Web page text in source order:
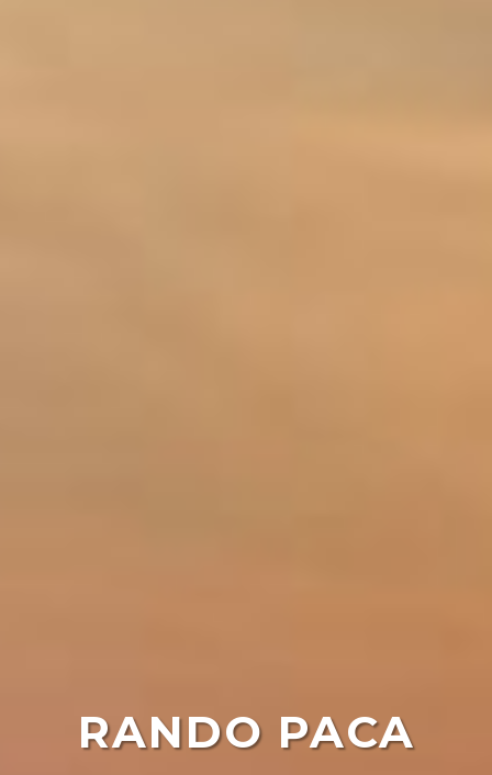
RANDO PACA